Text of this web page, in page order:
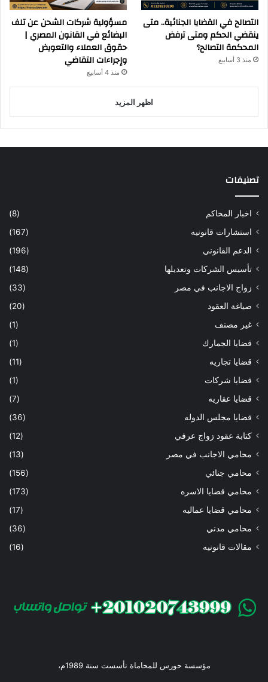
التصالح في القضايا الجنائية.. متى
ينقضي الحكم ومتى ترفض
المحكمة التصالح؟
منذ 3 أسابيع
مسؤولية شركات الشحن عن تلف
البضائع في القانون المصري |
حقوق العملاء والتعويض
وإجراءات التقاضي
منذ 4 أسابيع
اظهر المزيد
تصنيفات
اخبار المحاكم
(8)
استشارات قانونيه
(167)
الدعم القانوني
(196)
تأسيس الشركات وتعديلها
(148)
زواج الاجانب في مصر
(33)
صياغة العقود
(20)
غير مصنف
(1)
قضايا الجمارك
(1)
قضايا تجاريه
(11)
قضايا شركات
(1)
قضايا عقاريه
(7)
قضايا مجلس الدوله
(36)
كتابة عقود زواج عرفي
(12)
محامي الاجانب في مصر
(13)
محامي جنائي
(156)
محامي قضايا الاسره
(173)
محامي قضايا عماليه
(17)
محامي مدني
(36)
مقالات قانونيه
(16)
مؤسسة حورس للمحاماة تأسست سنة 1989م،